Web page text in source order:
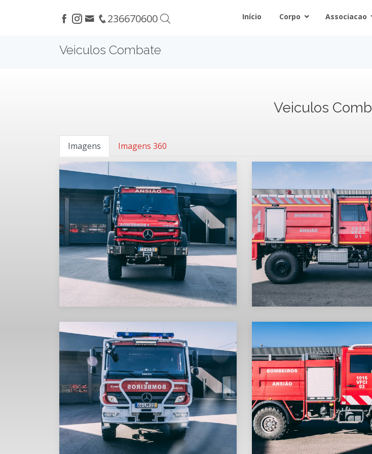
236670600 Início Corpo Associacao
Veiculos Combate
Veiculos
Imagens Imagens 360